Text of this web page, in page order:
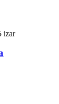
izar